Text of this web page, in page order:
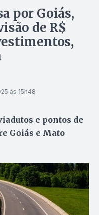
por Goiás,
de R$
às 15h48
e pontos de
Goiás e Mato